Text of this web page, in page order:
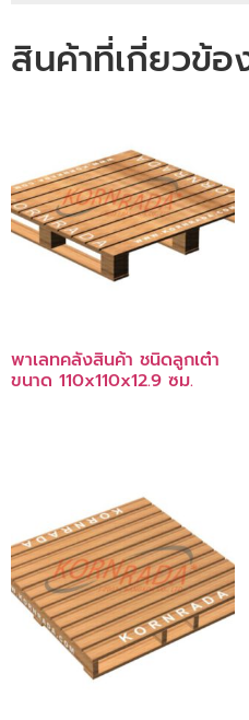
สินค้าที่เกี่ยวข้อ
พาเลทคลังสินค้า ชนิดลูกเต๋า
ขนาด 110x110x12.9 ซม.